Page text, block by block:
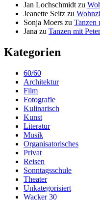
Jan Lochschmidt zu
Jeanette Seitz zu
Sonja Moers zu Tanzen
Jana zu Tanzen mit Peter
Kategorien
60/60
Architektur
Film
Fotografie
Kulinarisch
Kunst
Literatur
Musik
Organisatorisches
Privat
Reisen
Sonntagsschule
Theater
Unkategorisiert
Wacker 30